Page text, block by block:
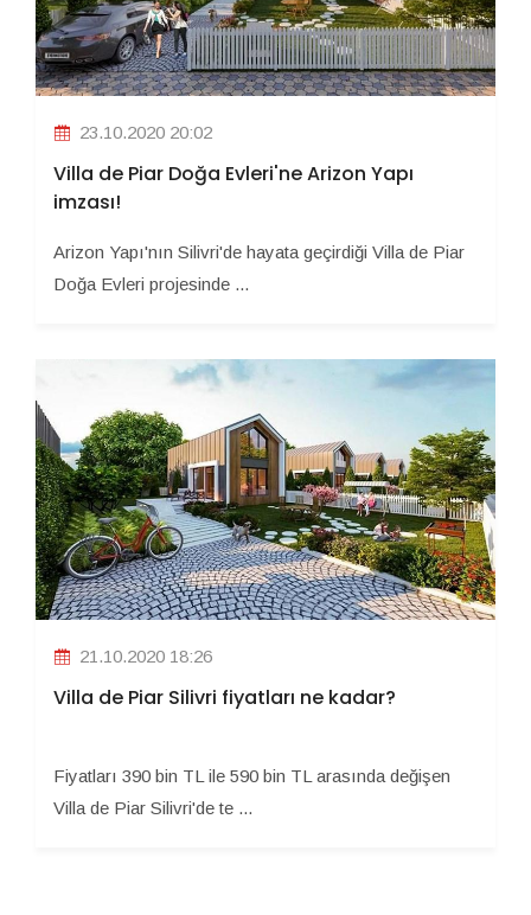
23.10.2020 20:02
Villa de Piar Doğa Evleri'ne Arizon Yapı
imzası!
Arizon Yapı'nın Silivri'de hayata geçirdiği Villa de Piar
Doğa Evleri projesinde ...
21.10.2020 18:26
Villa de Piar Silivri fiyatları ne kadar?
Fiyatları 390 bin TL ile 590 bin TL arasında değişen
Villa de Piar Silivri'de te ...